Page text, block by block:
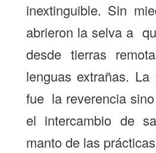
inextinguible. Sin
abrieron la selva a
desde tierras
lenguas extrañas.
fue la reverencia
el intercambio de
manto de las